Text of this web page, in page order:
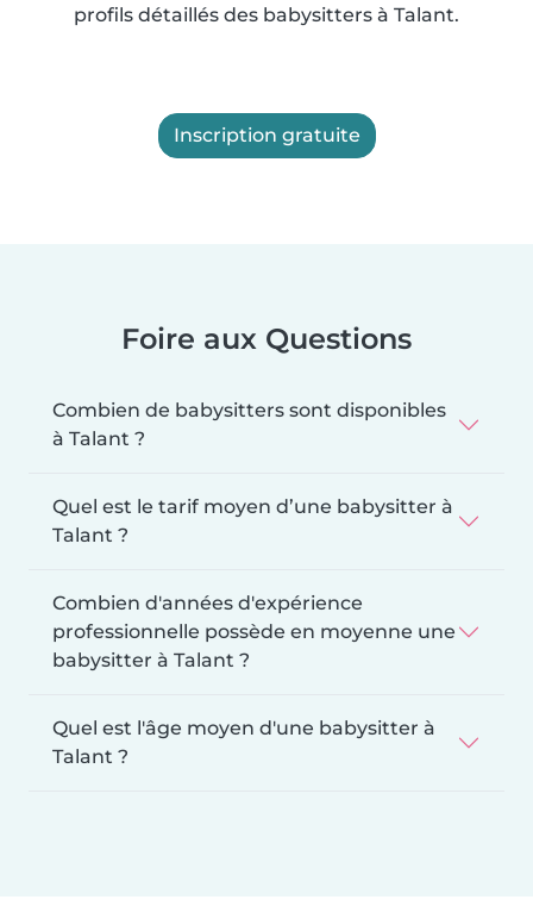
profils détaillés des babysitters à Talant.
Inscription gratuite
Foire aux Questions
Combien de babysitters sont disponibles
à Talant ?
Quel est le tarif moyen d’une babysitter à
Talant ?
Combien d'années d'expérience
professionnelle possède en moyenne une
babysitter à Talant ?
Quel est l'âge moyen d'une babysitter à
Talant ?